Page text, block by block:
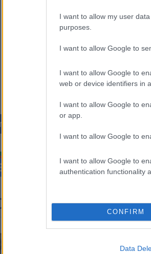
I want to allow my user
purposes.
I want to allow Google to
I want to allow Google to
web or device identifiers in
I want to allow Google to
or app.
I want to allow Google to
I want to allow Google to
authentication functionality
CONFIRM
Data
Ακολουθήστε μας στο